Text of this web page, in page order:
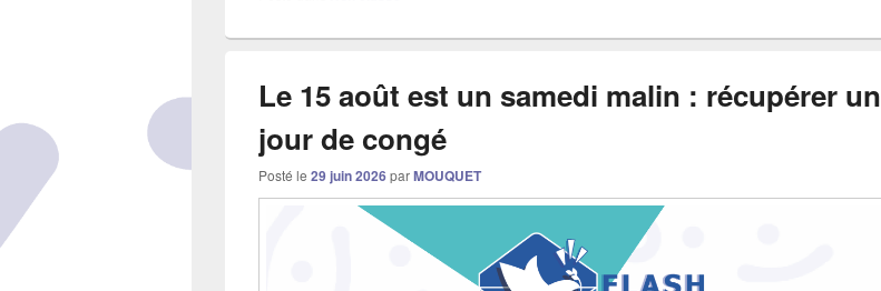
Le 15 août est un samedi malin : récupérer un
jour de congé
Posté le 29 juin 2026parMOUQUET